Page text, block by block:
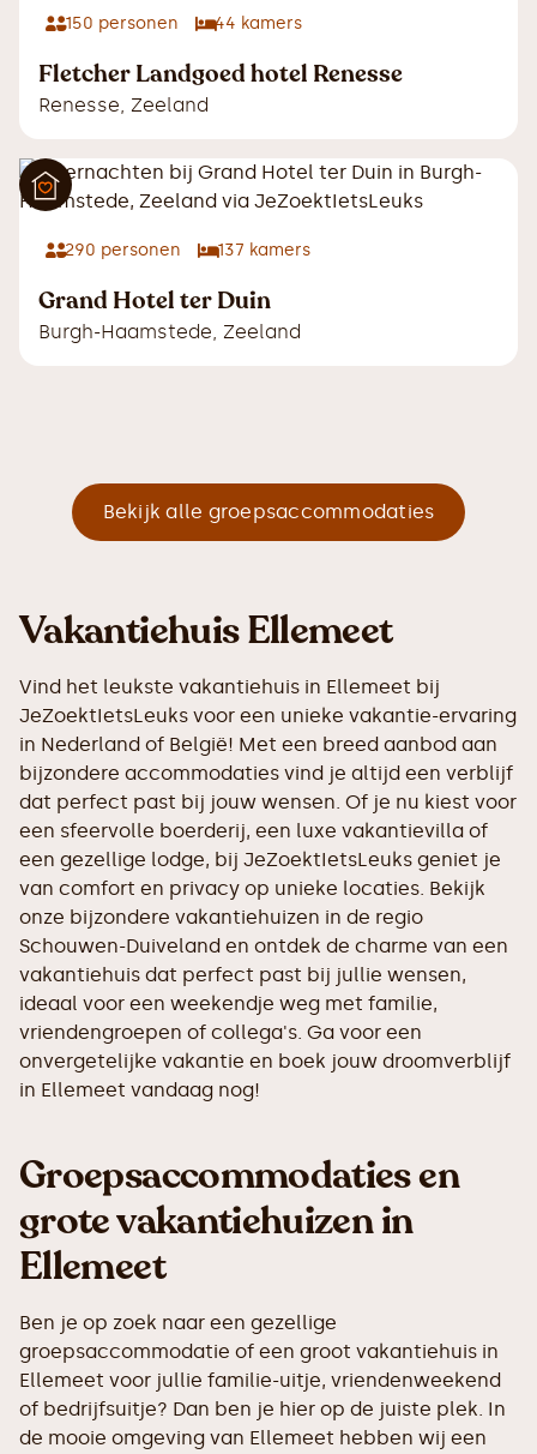
150 personen 44 kamers
Fletcher Landgoed hotel Renesse
Renesse, Zeeland
290 personen 137 kamers
Grand Hotel ter Duin
Burgh-Haamstede, Zeeland
Bekijk alle groepsaccommodaties
Vakantiehuis Ellemeet
Vind het leukste vakantiehuis in Ellemeet bij
JeZoektIetsLeuks voor een unieke vakantie-ervaring
in Nederland of België! Met een breed aanbod aan
bijzondere accommodaties vind je altijd een verblijf
dat perfect past bij jouw wensen. Of je nu kiest voor
een sfeervolle boerderij, een luxe vakantievilla of
een gezellige lodge, bij JeZoektIetsLeuks geniet je
van comfort en privacy op unieke locaties. Bekijk
onze bijzondere vakantiehuizen in de regio
Schouwen-Duiveland en ontdek de charme van een
vakantiehuis dat perfect past bij jullie wensen,
ideaal voor een weekendje weg met familie,
vriendengroepen of collega's. Ga voor een
onvergetelijke vakantie en boek jouw droomverblijf
in Ellemeet vandaag nog!
Groepsaccommodaties en
grote vakantiehuizen in
Ellemeet
Ben je op zoek naar een gezellige
groepsaccommodatie of een groot vakantiehuis in
Ellemeet voor jullie familie-uitje, vriendenweekend
of bedrijfsuitje? Dan ben je hier op de juiste plek. In
de mooie omgeving van Ellemeet hebben wij een